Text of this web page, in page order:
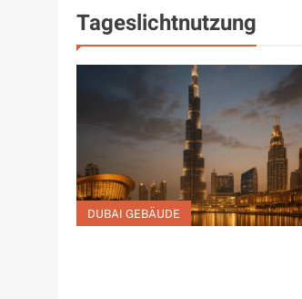
Tageslichtnutzung
DUBAI GEBÄUDE